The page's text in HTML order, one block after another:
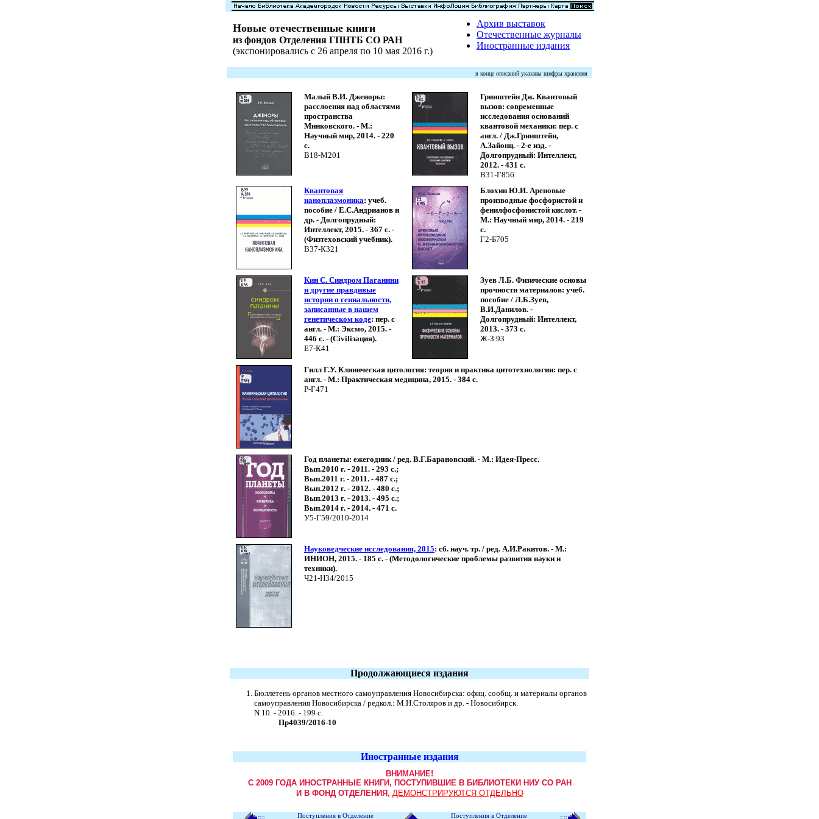
Новые отечественные книги
из фондов Отделения ГПНТБ СО РАН
(экспонировались с 26 апреля по 10 мая 2016 г.)
Архив выставок
Отечественные журналы
Иностранные издания
в конце описаний указаны шифры хранения
Малый В.И. Дженоры:
расслоения над областями
пространства
Минковского. - М.:
Научный мир, 2014. - 220
с.
В18-М201
Гринштейн Дж. Квантовый
вызов: современные
исследования оснований
квантовой механики: пер. с
англ. / Дж.Гринштейн,
А.Зайонц. - 2-е изд. -
Долгопрудный: Интеллект,
2012. - 431 с.
В31-Г856
Квантовая
наноплазмоника: учеб.
пособие / Е.С.Андрианов и
др. - Долгопрудный:
Интеллект, 2015. - 367 с. -
(Физтеховский учебник).
В37-К321
Блохин Ю.И. Ареновые
производные фосфористой и
фенилфосфонистой кислот. -
М.: Научный мир, 2014. - 219
с.
Г2-Б705
Кин С. Синдром Паганини
и другие правдивые
истории о гениальности,
записанные в нашем
генетическом коде: пер. с
англ. - М.: Эксмо, 2015. -
446 с. - (Civiliзация).
Е7-К41
Зуев Л.Б. Физические основы
прочности материалов: учеб.
пособие / Л.Б.Зуев,
В.И.Данилов. -
Долгопрудный: Интеллект,
2013. - 373 с.
Ж-З.93
Гилл Г.У. Клиническая цитология: теория и практика цитотехнологии: пер. с
англ. - М.: Практическая медицина, 2015. - 384 с.
Р-Г471
Год планеты: ежегодник / ред. В.Г.Барановский. - М.: Идея-Пресс.
Вып.2010 г. - 2011. - 293 с.;
Вып.2011 г. - 2011. - 487 с.;
Вып.2012 г. - 2012. - 480 с.;
Вып.2013 г. - 2013. - 495 с.;
Вып.2014 г. - 2014. - 471 с.
У5-Г59/2010-2014
Науковедческие исследования, 2015: сб. науч. тр. / ред. А.И.Ракитов. - М.:
ИНИОН, 2015. - 185 с. - (Методологические проблемы развития науки и
техники).
Ч21-Н34/2015
Продолжающиеся издания
Бюллетень органов местного самоуправления Новосибирска: офиц. сообщ. и материалы органов
самоуправления Новосибирска / редкол.: М.Н.Столяров и др. - Новосибирск.
N 10. - 2016. - 199 c.
Пр4039/2016-10
Иностранные издания
ВНИМАНИЕ!
С 2009 ГОДА ИНОСТРАННЫЕ КНИГИ, ПОСТУПИВШИЕ В БИБЛИОТЕКИ НИУ СО РАН
И В ФОНД ОТДЕЛЕНИЯ, ДЕМОНСТРИРУЮТСЯ ОТДЕЛЬНО
Поступления в Отделение Поступления в Отделение